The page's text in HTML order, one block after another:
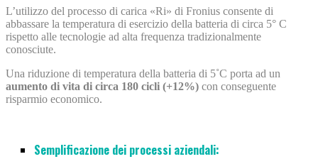
L’utilizzo del processo di carica «Ri» di Fronius consente di
abbassare la temperatura di esercizio della batteria di circa 5° C
rispetto alle tecnologie ad alta frequenza tradizionalmente
conosciute.
Una riduzione di temperatura della batteria di 5˚C porta ad un
aumento di vita di circa 180 cicli (+12%) con conseguente
risparmio economico.
Semplificazione dei processi aziendali: